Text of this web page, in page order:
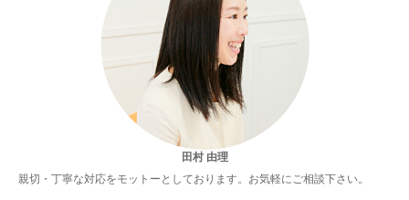
田村 由理
親切・丁寧な対応をモットーとしております。お気軽にご相談下さい。